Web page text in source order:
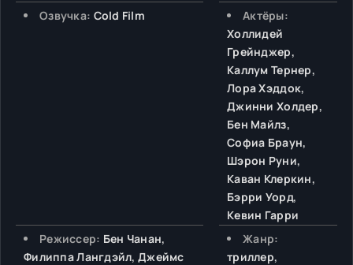
Озвучка: Cold Film
Актёры:
Холлидей
Грейнджер,
Каллум Тернер,
Лора Хэддок,
Джинни Холдер,
Бен Майлз,
Софиа Браун,
Шэрон Руни,
Каван Клеркин,
Бэрри Уорд,
Кевин Гарри
Режиссер: Бен Чанан,
Филиппа Лангдэйл, Джеймс
Жанр:
триллер,